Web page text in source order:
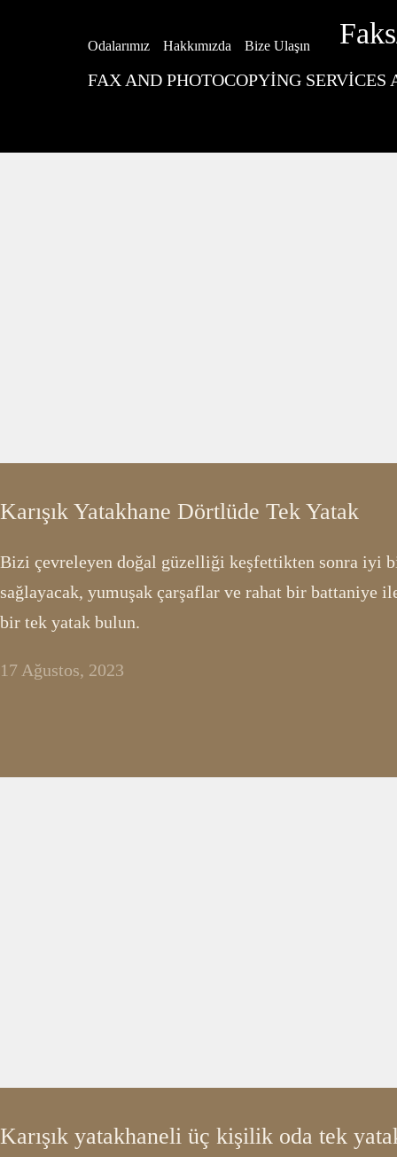
Odalarımız Hakkımızda Bize Ulaşın
FAX AND PHOTOCOPYING SERVICES
Karışık Yatakhane Dörtlüde Tek Yatak
Bizi çevreleyen doğal güzelliği keşfettikten sonra iyi
sağlayacak, yumuşak çarşaflar ve rahat bir battaniye
bir tek yatak bulun.
17 Ağustos, 2023
Karışık yatakhaneli üç kişilik oda tek